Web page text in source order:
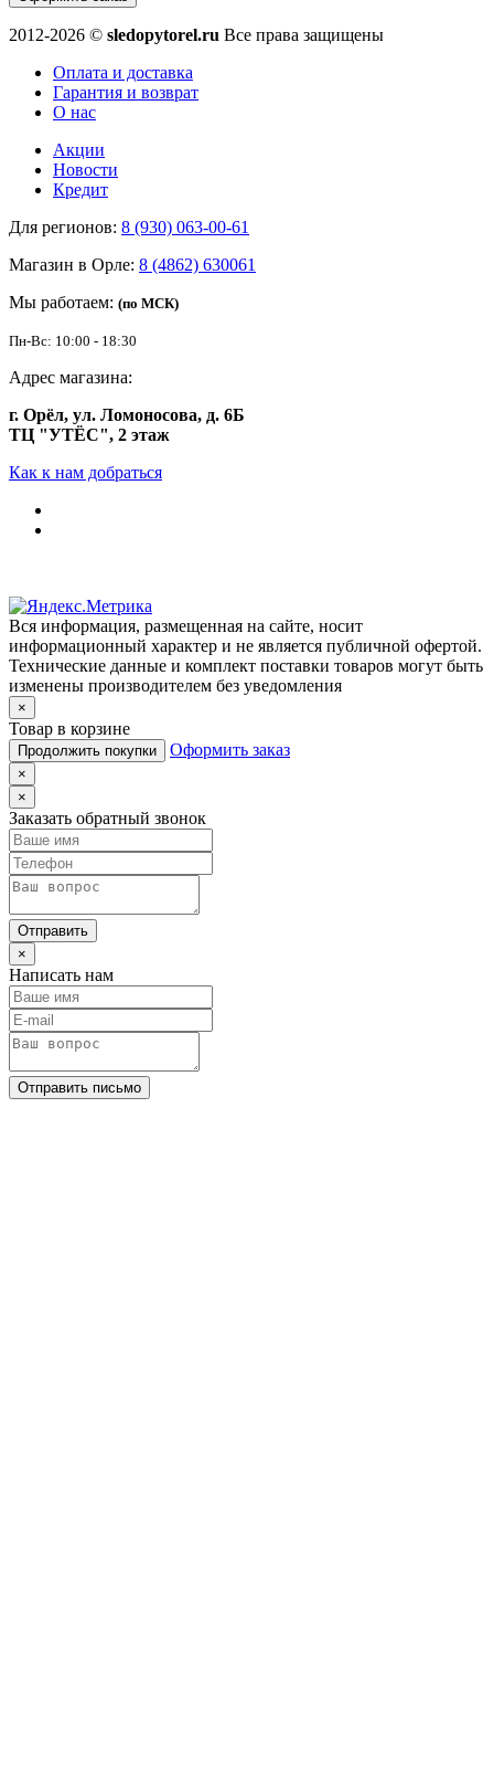
2012-2026 © sledopytorel.ru Все права защищены
Оплата и доставка
Гарантия и возврат
О нас
Акции
Новости
Кредит
Для регионов: 8 (930) 063-00-61
Магазин в Орле: 8 (4862) 630061
Мы работаем: (по МСК)
Пн-Вс: 10:00 - 18:30
Адрес магазина:
г. Орёл, ул. Ломоносова, д. 6Б
ТЦ "УТЁС", 2 этаж
Как к нам добраться
Вся информация, размещенная на сайте, носит
информационный характер и не является публичной офертой.
Технические данные и комплект поставки товаров могут быть
изменены производителем без уведомления
×
Товар в корзине
Продолжить покупки Оформить заказ
×
×
Заказать обратный звонок
Отправить
×
Написать нам
Отправить письмо